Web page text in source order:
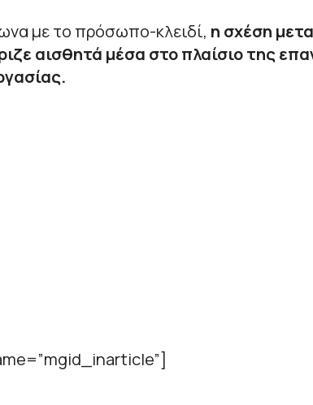
με το πρόσωπο-κλειδί, η σχέση
αισθητά μέσα στο πλαίσιο της